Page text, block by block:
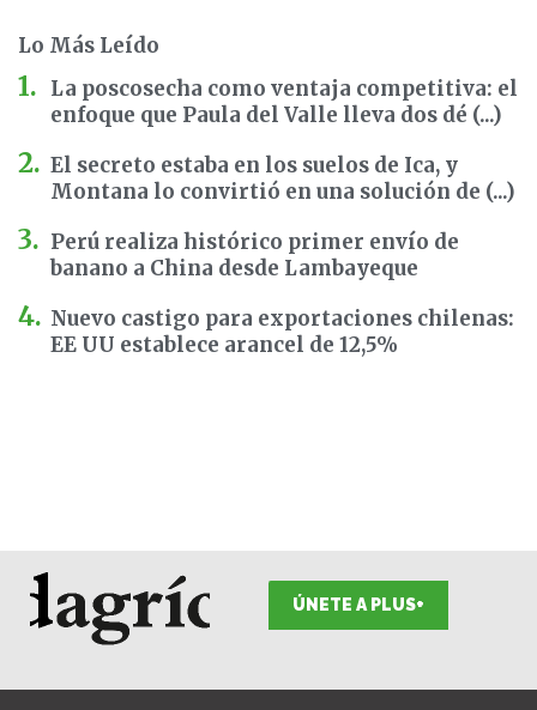
Lo Más Leído
La poscosecha como ventaja competitiva: el
enfoque que Paula del Valle lleva dos dé (...)
El secreto estaba en los suelos de Ica, y
Montana lo convirtió en una solución de (...)
Perú realiza histórico primer envío de
banano a China desde Lambayeque
Nuevo castigo para exportaciones chilenas:
EE UU establece arancel de 12,5%
ÚNETE A PLUS+